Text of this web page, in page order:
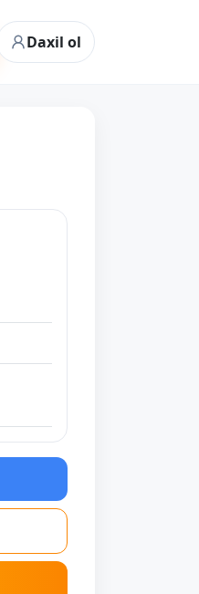
Daxil ol